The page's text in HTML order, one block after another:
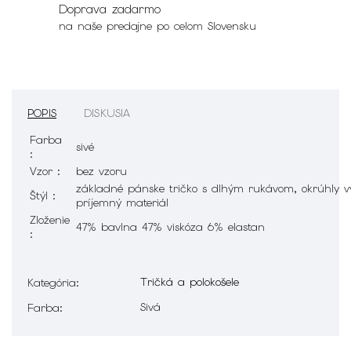
Doprava zadarmo
na naše predajne po celom Slovensku
POPIS
DISKUSIA
Farba
:
sivé
Vzor :
bez vzoru
Štýl :
základné pánske tričko s dlhým rukávom, okrúhly
príjemný materiál
Zloženie
:
47% bavlna 47% viskóza 6% elastan
Kategória:
Tričká a polokošele
Farba: Sivá